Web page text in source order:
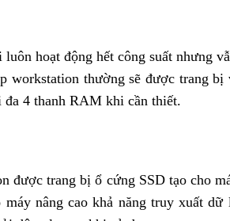
hoạt động hết công suất nhưng
workstation thường sẽ được trang bị
đa 4 thanh RAM khi cần thiết.
được trang bị ổ cứng SSD tạo cho
máy nâng cao khả năng truy xuất